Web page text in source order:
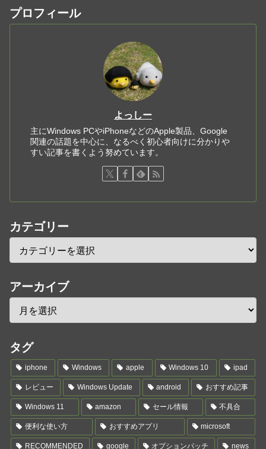
プロフィール
よっしー
主にWindows PCやiPhoneなどのApple製品、Google
関連の話題を中心に、なるべく初心者向けに分かりや
すい記事を書くよう努めています。
カテゴリー
アーカイブ
タグ
iphone Windows apple Windows 10 ipad
レビュー Windows Update android おすすめ記事
Windows 11 amazon セール情報 不具合
便利な使い方 おすすめアプリ microsoft
RECOMMENDED google オプションパッチ news